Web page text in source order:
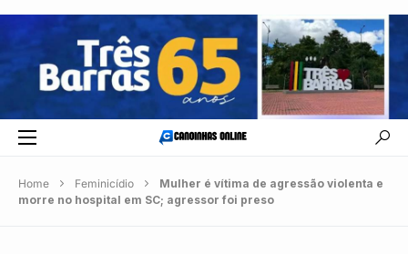
Home Feminicídio
Mulher é vítima de agressão violenta e
morre no hospital em SC; agressor foi preso